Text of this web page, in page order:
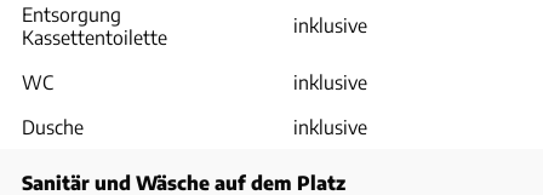
Entsorgung
Kassettentoilette
inklusive
WC
inklusive
Dusche
inklusive
Sanitär und Wäsche auf dem Platz